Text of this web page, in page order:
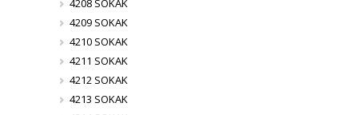
4208 SOKAK
4209 SOKAK
4210 SOKAK
4211 SOKAK
4212 SOKAK
4213 SOKAK